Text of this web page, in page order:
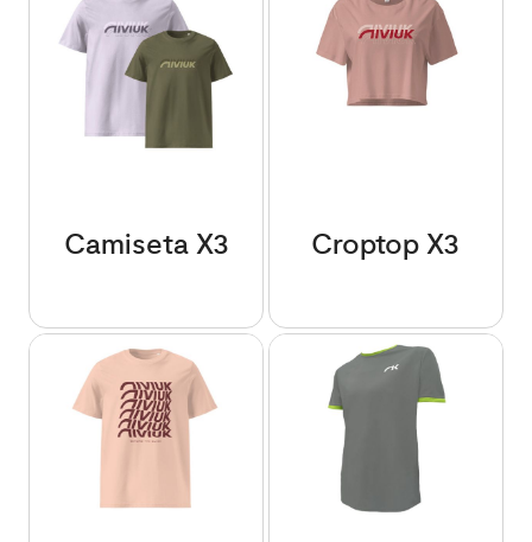
Camiseta X3 Croptop X3